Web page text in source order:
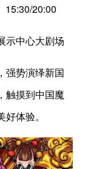
20:00
中心大剧场
势演绎新国
触摸到中国魔
体验。